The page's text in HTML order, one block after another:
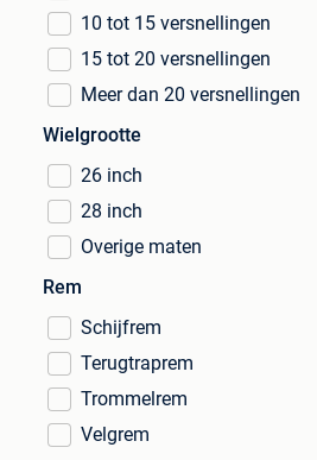
10 tot 15 versnellingen
15 tot 20 versnellingen
Meer dan 20 versnellingen
Wielgrootte
26 inch
28 inch
Overige maten
Rem
Schijfrem
Terugtraprem
Trommelrem
Velgrem